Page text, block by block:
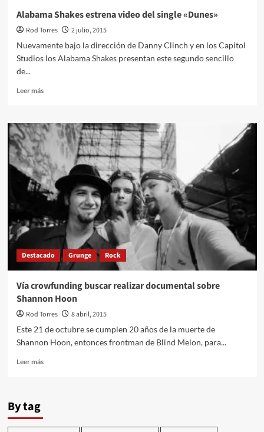
Alabama Shakes estrena video del single «Dunes»
Rod Torres
2 julio, 2015
Nuevamente bajo la dirección de Danny Clinch y en los Capitol
Studios los Alabama Shakes presentan este segundo sencillo
de...
Leer másLeer
Alabama
Shakes
estrena
video
del
single
«Dunes»
Destacado Grunge Rock
Vía crowfunding buscar realizar documental sobre
Shannon Hoon
Rod Torres
8 abril, 2015
Este 21 de octubre se cumplen 20 años de la muerte de
Shannon Hoon, entonces frontman de Blind Melon, para...
Leer másLeer
buscar
realizar
By tag